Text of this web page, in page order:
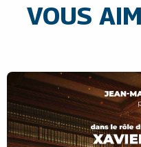
VOUS